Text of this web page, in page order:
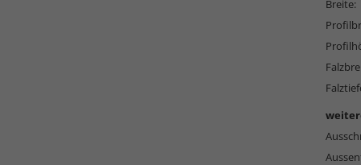
Breite: